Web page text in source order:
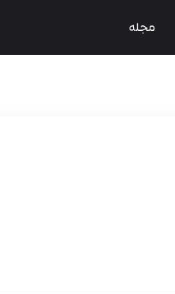
مجله